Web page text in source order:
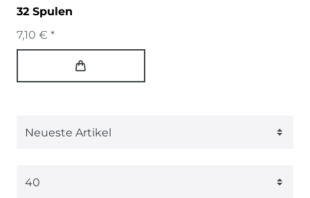
32 Spulen
7,10 € *